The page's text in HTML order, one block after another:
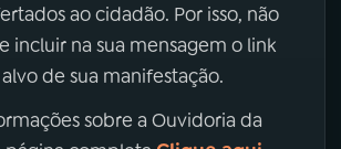
ao cidadão. Por isso, não
incluir na sua mensagem o link
de sua manifestação.
sobre a Ouvidoria da